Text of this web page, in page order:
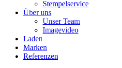
Stempelservice
Über uns
Unser Team
Imagevideo
Laden
Marken
Referenzen